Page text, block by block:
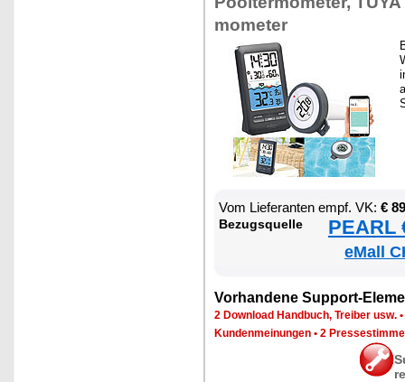
mo­me­ter
Vom Lie­fe­ran­ten empf. VK: €
Be­zugs­quel­le PEARL
eMall
Vor­han­de­ne Sup­port-
2 Down­load Hand­buch, Trei­ber usw. •
Kun­den­mei­nun­gen • 2